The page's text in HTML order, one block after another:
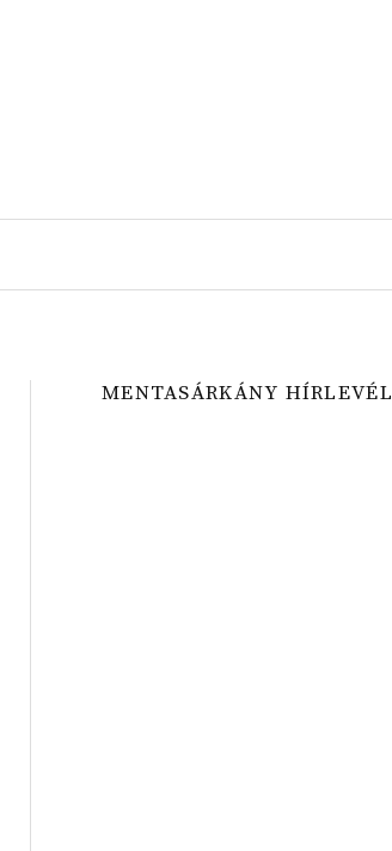
MENTASÁRKÁNY HÍRLEVÉL